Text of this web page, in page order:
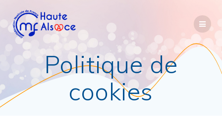
Politique de
cookies